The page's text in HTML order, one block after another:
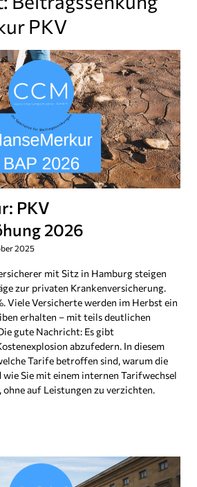
PKV
PKV
2026
2025
mit Sitz in Hamburg steigen
zur privaten Krankenversicherung.
Viele Versicherte werden im Herbst ein
erhalten – mit teils deutlichen
gute Nachricht: Es gibt
abzufedern. In diesem
Tarife betroffen sind, warum die
wie Sie mit einem internen Tarifwechsel
ohne auf Leistungen zu verzichten.